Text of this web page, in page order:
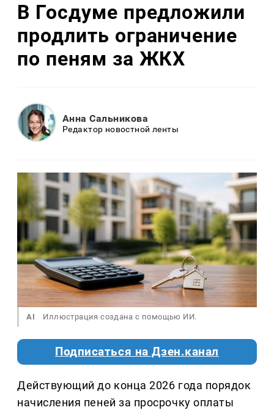
В Госдуме предложили
продлить ограничение
по пеням за ЖКХ
Анна Сальникова
Редактор новостной ленты
AI Иллюстрация создана с помощью ИИ.
Подписаться на Дзен.канал
Действующий до конца 2026 года порядок
начисления пеней за просрочку оплаты